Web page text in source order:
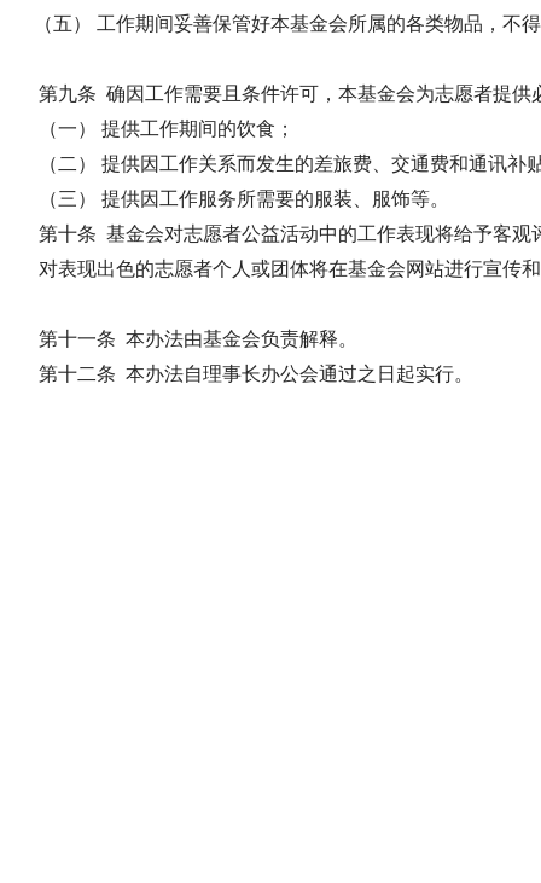
（五） 工作期间妥善保管好本基金会所属的各类物品，
第九条 确因工作需要且条件许可，本基金会为志愿者提供
（一） 提供工作期间的饮食；
（二） 提供因工作关系而发生的差旅费、交通费和通讯补
（三） 提供因工作服务所需要的服装、服饰等。
第十条 基金会对志愿者公益活动中的工作表现将给予客
对表现出色的志愿者个人或团体将在基金会网站进行宣传
第十一条 本办法由基金会负责解释。
第十二条 本办法自理事长办公会通过之日起实行。